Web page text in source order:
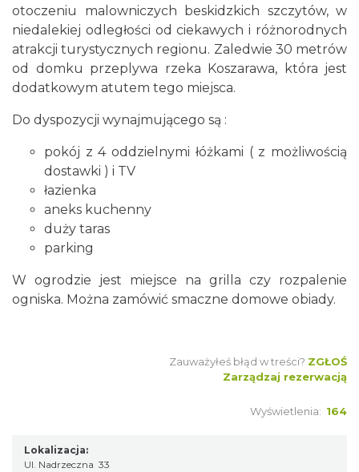
otoczeniu malowniczych beskidzkich szczytów, w
niedalekiej odległości od ciekawych i różnorodnych
atrakcji turystycznych regionu. Zaledwie 30 metrów
od domku przeplywa rzeka Koszarawa, która jest
dodatkowym atutem tego miejsca.
Do dyspozycji wynajmującego są :
pokój z 4 oddzielnymi łóżkami ( z możliwością
dostawki ) i TV
łazienka
aneks kuchenny
duży taras
parking
W ogrodzie jest miejsce na grilla czy rozpalenie
ogniska. Można zamówić smaczne domowe obiady.
Zauważyłeś błąd w treści? ZGŁOŚ
Zarządzaj rezerwacją
Wyświetlenia: 164
Lokalizacja:
Ul. Nadrzeczna 33